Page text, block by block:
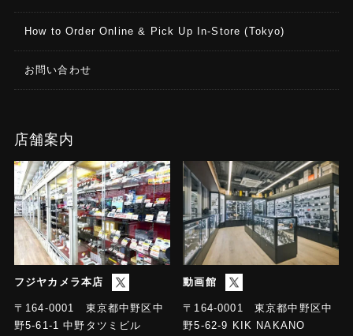
How to Order Online & Pick Up In-Store (Tokyo)
お問い合わせ
店舗案内
フジヤカメラ本店
〒164-0001 東京都中野区中
野5-61-1 中野タツミビル
動画館
〒164-0001 東京都中野区中
野5-62-9 KIK NAKANO